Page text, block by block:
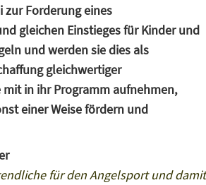
zur Forderung eines
gleichen Einstieges für Kinder und
und werden sie dies als
gleichwertiger
in ihr Programm aufnehmen,
einer Weise fördern und
für den Angelsport und damit